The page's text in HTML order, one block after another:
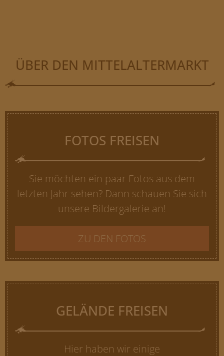
ÜBER DEN MITTELALTERMARKT
FOTOS FREISEN
Sie möchten ein paar Fotos aus dem
letzten Jahr sehen? Dann schauen Sie sich
unsere Bildergalerie an!
ZU DEN FOTOS
GELÄNDE FREISEN
Hier haben wir einige